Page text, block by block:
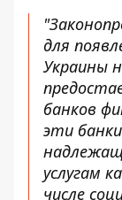
для
Украины
банков
эти
услугам
числе